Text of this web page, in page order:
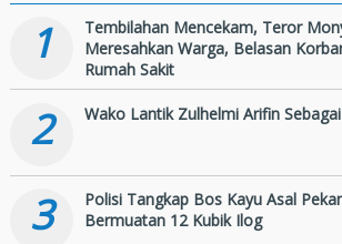
1
Tembilahan Mencekam, Teror
Meresahkan Warga, Belasan
Rumah Sakit
2 Wako Lantik Zulhelmi Arifin
3
Polisi Tangkap Bos Kayu Asal
Bermuatan 12 Kubik Ilog